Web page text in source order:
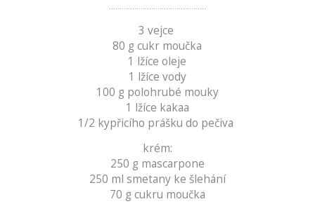
..............................................
3 vejce
80 g cukr moučka
1 lžíce oleje
1 lžíce vody
100 g polohrubé mouky
1 lžíce kakaa
1/2 kypřicího prášku do pečiva
krém:
250 g mascarpone
250 ml smetany ke šlehání
70 g cukru moučka